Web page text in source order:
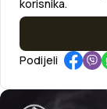
korisnika.
Podijeli